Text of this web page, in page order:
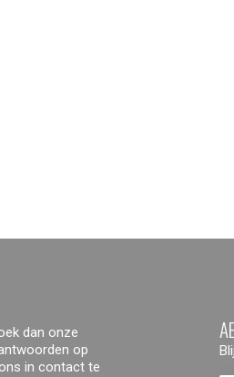
dan onze
op
in contact te